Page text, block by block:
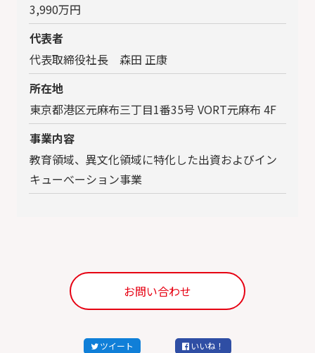
3,990万円
代表者
代表取締役社長 森田 正康
所在地
東京都港区元麻布三丁目1番35号 VORT元麻布 4F
事業内容
教育領域、異文化領域に特化した出資およびイン
キューべーション事業
お問い合わせ
ツイート いいね！